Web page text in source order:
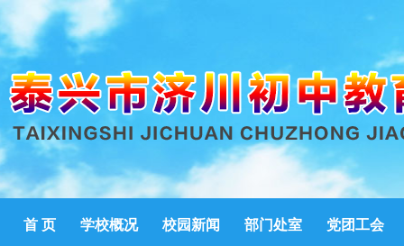
首 页 学校概况 校园新闻 部门处室 党团工会